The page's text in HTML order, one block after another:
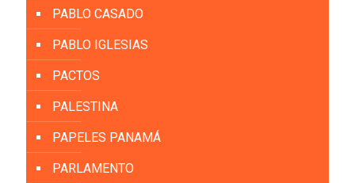
PABLO CASADO
PABLO IGLESIAS
PACTOS
PALESTINA
PAPELES PANAMÁ
PARLAMENTO